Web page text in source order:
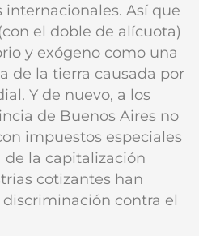
internacionales. Así que
el doble de alícuota)
y exógeno como una
de la tierra causada por
Y de nuevo, a los
de Buenos Aires no
impuestos especiales
de la capitalización
cotizantes han
contra el